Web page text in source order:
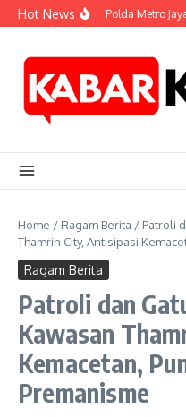
Skip to content
Hot NewsBrimob Polda Metro
Home / Ragam Berita / Patroli
Thamrin City, Antisipasi
Ragam Berita
Patroli dan
Kawasan
Kemacetan,
Premanisme